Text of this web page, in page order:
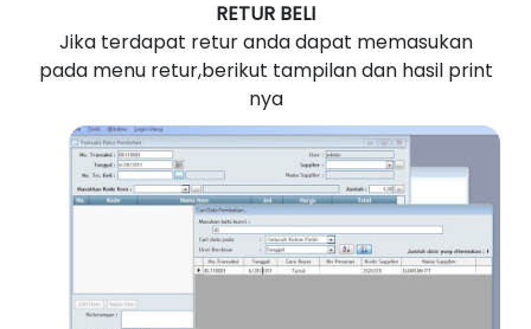
RETUR BELI
Jika terdapat retur anda dapat memasukan
pada menu retur,berikut tampilan dan hasil print
nya